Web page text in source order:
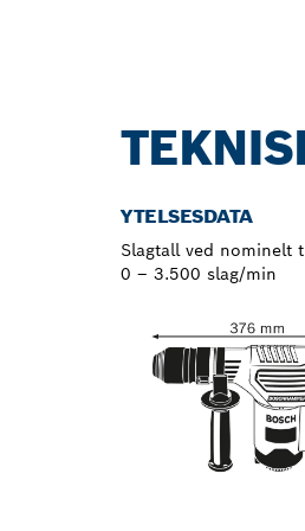
YTELSESDATA
Slagtall ved nominelt
0 – 3.500 slag/min